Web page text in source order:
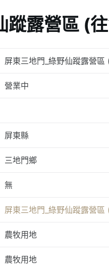
蹤露營區 (
屏東三地門_綠野仙蹤露營區
營業中
屏東縣
三地門鄉
無
屏東三地門_綠野仙蹤露營
農牧用地
農牧用地